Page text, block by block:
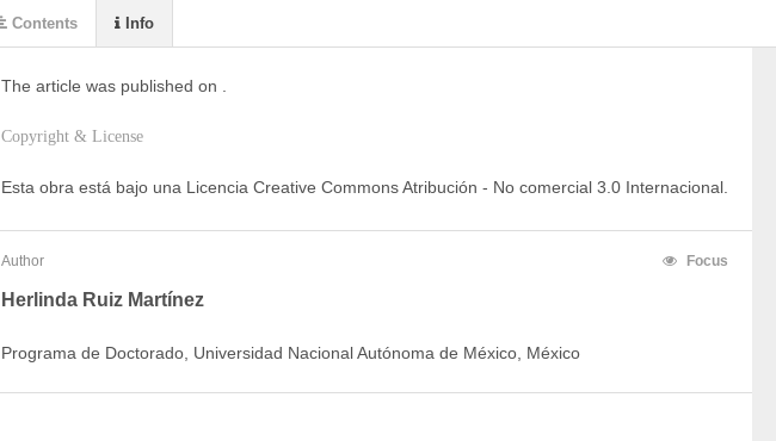
The article was published on
Copyright & License
Esta obra está bajo una Licencia Creative Commons Atribución - No comercial 3.0 Internacional.
Author Focus
Herlinda Ruiz Martínez
Programa de Doctorado, Universidad Nacional Autónoma de México, México
Contents Info